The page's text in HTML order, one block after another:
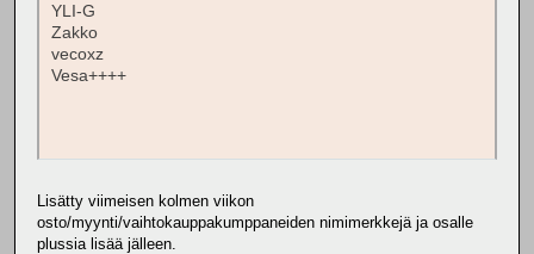
YLI-G
Zakko
vecoxz
Vesa++++
Lisätty viimeisen kolmen viikon
osto/myynti/vaihtokauppakumppaneiden nimimerkkejä ja osalle
plussia lisää jälleen.